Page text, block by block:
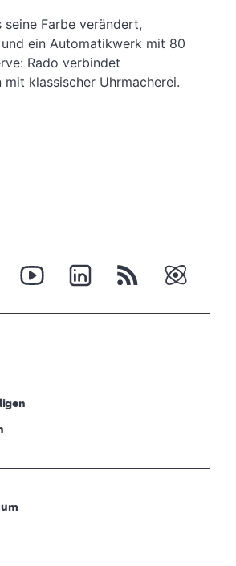
Farbe verändert,
ein Automatikwerk mit 80
Rado verbindet
klassischer Uhrmacherei.